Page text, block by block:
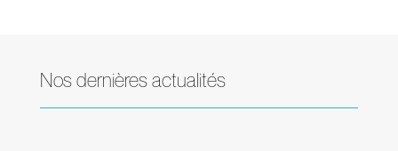
Nos dernières actualités